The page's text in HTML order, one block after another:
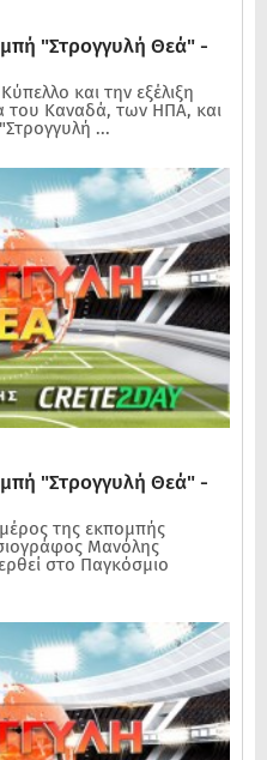
"Στρογγυλή Θεά" -
και την εξέλιξη
του Καναδά, των ΗΠΑ, και
...
"Στρογγυλή Θεά" -
της εκπομπής
Μανόλης
στο Παγκόσμιο